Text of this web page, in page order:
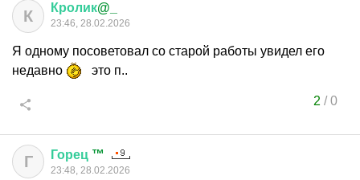
К Кролик@_
23:46, 28.02.2026
Я одному посоветовал со старой работы увидел его
недавно
это п..
2 /0
Г Горец ™
23:48, 28.02.2026